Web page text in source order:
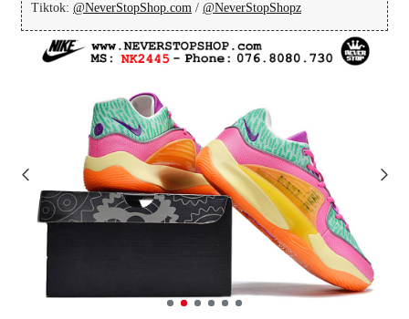
Tiktok: @NeverStopShop.com / @NeverStopShopz